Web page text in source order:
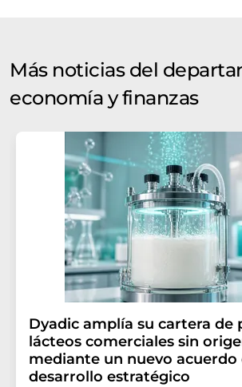
Más noticias del
economía y finanzas
Dyadic amplía su cartera de
lácteos comerciales sin
mediante un nuevo acuerdo
desarrollo estratégico